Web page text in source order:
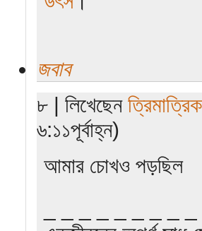
জবাব
৮ | লিখেছেন
৬:১১পূর্বাহ্ন)
আমার চোখও পড়ছিল